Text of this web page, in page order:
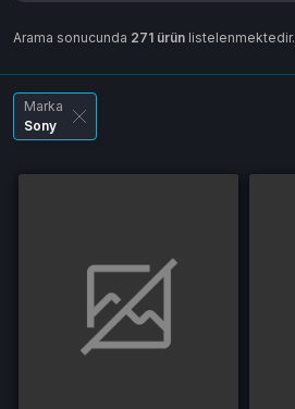
Arama sonucunda 271 ürün listelenmektedir.
Marka
Sony